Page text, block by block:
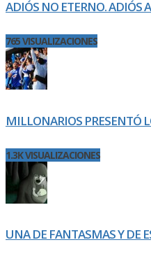
ADIÓS NO ETERNO. ADIÓS
765 VISUALIZACIONES
MILLONARIOS PRESENTÓ
1.3K VISUALIZACIONES
UNA DE FANTASMAS Y DE